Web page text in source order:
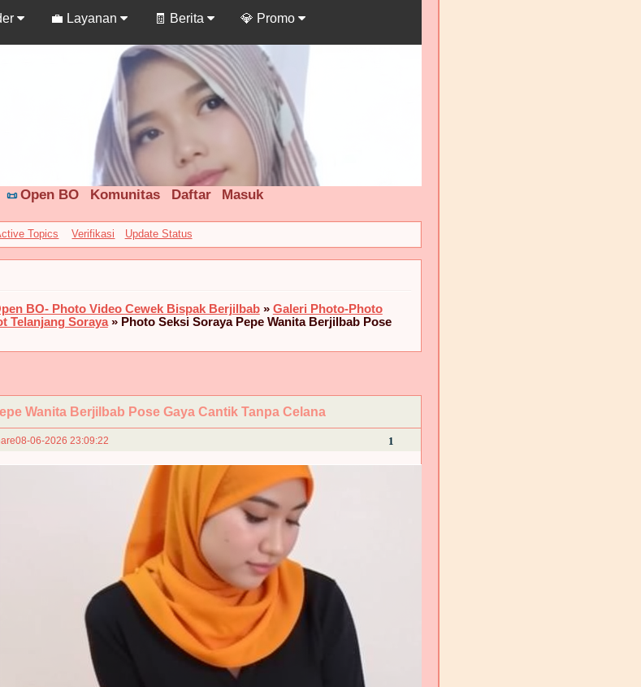
💼 Layanan 🧾 Berita 💎 Promo
📜Open BO
Topics Verifikasi Update Status
BO- Photo Video Cewek Bispak Berjilbab » Galeri Photo-Photo
Telanjang Soraya » Photo Seksi Soraya Pepe Wanita Berjilbab Pose
Wanita Berjilbab Pose Gaya Cantik Tanpa Celana
1
08-06-2026 23:09:22